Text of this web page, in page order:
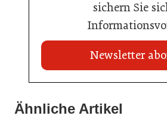
sichern Sie
Newsletter
Ähnliche Artikel
War die Fußball-WM 2026 für Ihren
21. Juli 2026
Stipendium für Nachwuchstalent in